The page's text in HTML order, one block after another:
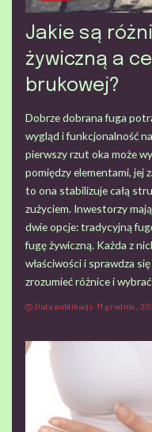
Jakie są
żywiczną a
brukowej?
Dobrze dobrana fuga
wygląd i funkcjonalność
pierwszy rzut oka może
pomiędzy elementami, jej
to ona stabilizuje całą
zużyciem. Inwestorzy
dwie opcje: tradycyjną
fugę żywiczną. Każda z
właściwości i sprawdza
zrozumieć różnice i
Data publikacji: 11 grudnia,